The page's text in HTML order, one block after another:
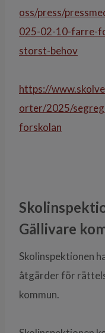
oss/press/
025-02-10-farre-
storst-behov
https://
orter/2025/
forskolan
Gällivare
Skolinspektionen
åtgärder för
kommun.